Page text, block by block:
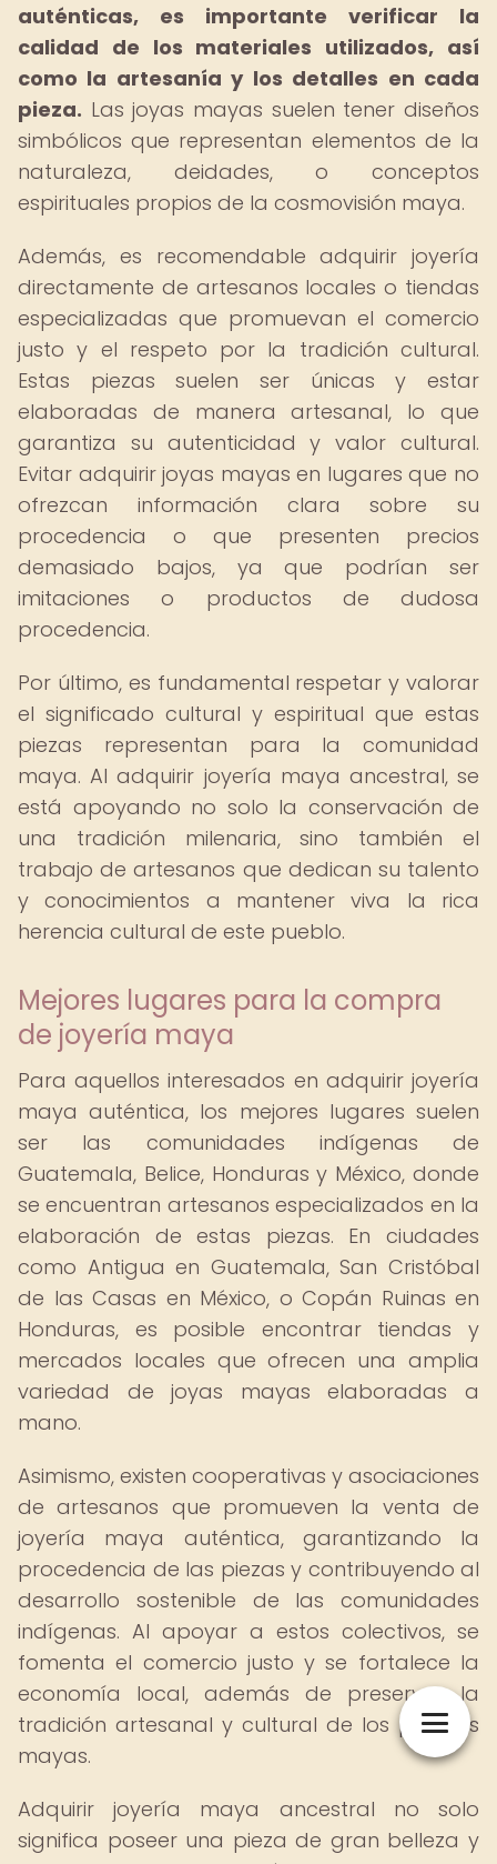
auténticas, es importante verificar la
calidad de los materiales utilizados, así
como la artesanía y los detalles en cada
pieza. Las joyas mayas suelen tener diseños
simbólicos que representan elementos de la
naturaleza, deidades, o conceptos
espirituales propios de la cosmovisión maya.
Además, es recomendable adquirir joyería
directamente de artesanos locales o tiendas
especializadas que promuevan el comercio
justo y el respeto por la tradición cultural.
Estas piezas suelen ser únicas y estar
elaboradas de manera artesanal, lo que
garantiza su autenticidad y valor cultural.
Evitar adquirir joyas mayas en lugares que no
ofrezcan información clara sobre su
procedencia o que presenten precios
demasiado bajos, ya que podrían ser
imitaciones o productos de dudosa
procedencia.
Por último, es fundamental respetar y valorar
el significado cultural y espiritual que estas
piezas representan para la comunidad
maya. Al adquirir joyería maya ancestral, se
está apoyando no solo la conservación de
una tradición milenaria, sino también el
trabajo de artesanos que dedican su talento
y conocimientos a mantener viva la rica
herencia cultural de este pueblo.
Mejores lugares para la compra
de joyería maya
Para aquellos interesados en adquirir joyería
maya auténtica, los mejores lugares suelen
ser las comunidades indígenas de
Guatemala, Belice, Honduras y México, donde
se encuentran artesanos especializados en la
elaboración de estas piezas. En ciudades
como Antigua en Guatemala, San Cristóbal
de las Casas en México, o Copán Ruinas en
Honduras, es posible encontrar tiendas y
mercados locales que ofrecen una amplia
variedad de joyas mayas elaboradas a
mano.
Asimismo, existen cooperativas y asociaciones
de artesanos que promueven la venta de
joyería maya auténtica, garantizando la
procedencia de las piezas y contribuyendo al
desarrollo sostenible de las comunidades
indígenas. Al apoyar a estos colectivos, se
fomenta el comercio justo y se fortalece la
economía local, además de preservar la
tradición artesanal y cultural de los pueblos
mayas.
Adquirir joyería maya ancestral no solo
significa poseer una pieza de gran belleza y